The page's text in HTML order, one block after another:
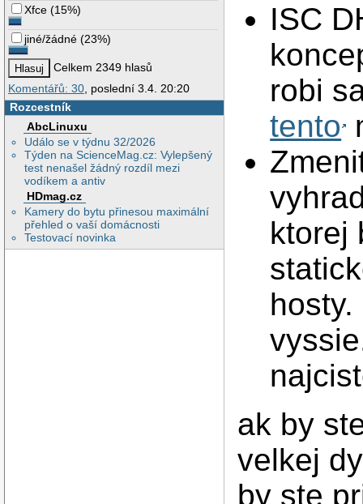
Xfce (15%)
jiné/žádné (23%)
Celkem 2349 hlasů
Komentářů: 30 , poslední 3.4. 20:20
Rozcestník
AbcLinuxu
Událo se v týdnu 32/2026
Týden na ScienceMag.cz: Vylepšený
test nenašel žádný rozdíl mezi
vodíkem a antiv
HDmag.cz
Kamery do bytu přinesou maximální
přehled o vaší domácnosti
Testovací novinka
ISC
robi
tento
ktorej
ak by
velkej
by ste